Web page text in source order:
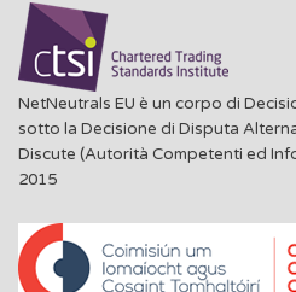
NetNeutrals EU è un corpo di
sotto la Decisione di Disputa
Discute (Autorità Competenti ed
2015